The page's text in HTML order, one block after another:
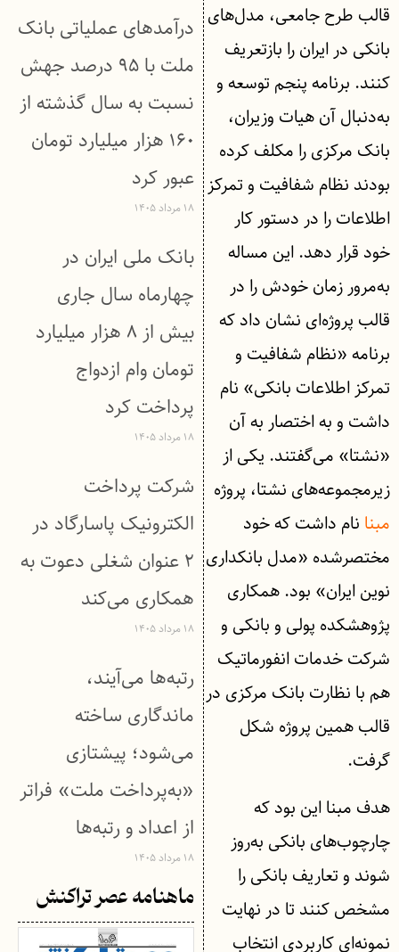
قالب طرح جامعی، مدل‌های
بانکی در ایران را بازتعریف
کنند. برنامه پنجم توسعه و
به‌دنبال آن هیات وزیران،
بانک مرکزی را مکلف کرده
بودند نظام شفافیت و تمرکز
اطلاعات را در دستور کار
خود قرار دهد. این مساله
به‌مرور زمان خودش را در
قالب پروژه‌ای نشان داد که
برنامه «نظام شفافیت و
تمرکز اطلاعات بانکی» نام
داشت و به اختصار به آن
«نشتا» می‌گفتند. یکی از
زیرمجموعه‌های نشتا، پروژه
مبنا نام داشت که خود
مختصرشده «مدل بانکداری
نوین ایران» بود. همکاری
پژوهشکده پولی و بانکی و
شرکت خدمات انفورماتیک
هم با نظارت بانک مرکزی در
قالب همین پروژه شکل
گرفت.
هدف مبنا این بود که
چارچوب‌های بانکی به‌روز
شوند و تعاریف بانکی را
مشخص کنند تا در نهایت
نمونه‌ای کاربردی انتخاب
درآمدهای عملیاتی بانک
ملت با ۹۵ درصد جهش
نسبت به سال گذشته از
۱۶۰ هزار میلیارد تومان
عبور كرد
۱۸ مرداد ۱۴۰۵
بانک ملی ایران در
چهارماه سال جاری
بیش از ۸ هزار میلیارد
تومان وام ازدواج
پرداخت کرد
۱۸ مرداد ۱۴۰۵
شرکت پرداخت
الکترونیک پاسارگاد در
۲ عنوان شغلی دعوت به
همکاری می‌کند
۱۸ مرداد ۱۴۰۵
رتبه‌ها می‌آیند،
ماندگاری ساخته
می‌شود؛ پیشتازی
«به‌پرداخت ملت» فراتر
از اعداد و رتبه‌ها
۱۸ مرداد ۱۴۰۵
ماهنامه عصر تراکنش